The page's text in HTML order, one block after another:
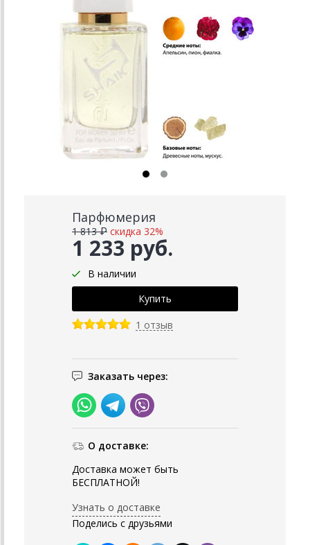
Парфюмерия
1 233 руб.
1 813 ₽ скидка 32%
В наличии
1 отзыв
Заказать через:
О доставке:
Доставка может быть
БЕСПЛАТНОЙ!
Узнать о доставке
Поделись с друзьями